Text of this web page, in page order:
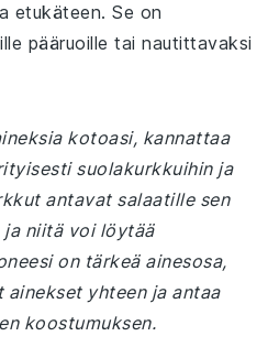
etukäteen. Se on
pääruoille tai nautittavaksi
kotoasi, kannattaa
suolakurkkuihin ja
antavat salaatille sen
ja niitä voi löytää
on tärkeä ainesosa,
yhteen ja antaa
koostumuksen.